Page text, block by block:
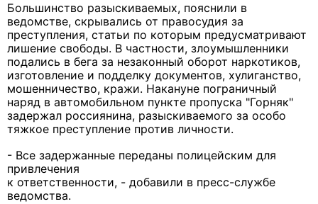
Большинство разыскиваемых, пояснили в
ведомстве, скрывались от правосудия за
преступления, статьи по которым предусматривают
лишение свободы. В частности, злоумышленники
подались в бега за незаконный оборот наркотиков,
изготовление и подделку документов, хулиганство,
мошенничество, кражи. Накануне пограничный
наряд в автомобильном пункте пропуска "Горняк"
задержал россиянина, разыскиваемого за особо
тяжкое преступление против личности.
- Все задержанные переданы полицейским для
привлечения
к ответственности, - добавили в пресс-службе
ведомства.